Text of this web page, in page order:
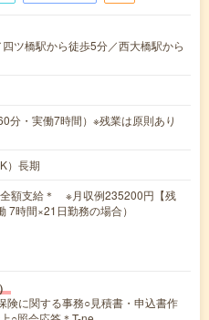
ツ橋駅から徒歩5分／西大橋駅から
分・実働7時間）※残業は原則あり
）長期
額支給＊ ※月収例235200円【残
7時間×21日勤務の場合）
険に関する事務○見積書・申込書作